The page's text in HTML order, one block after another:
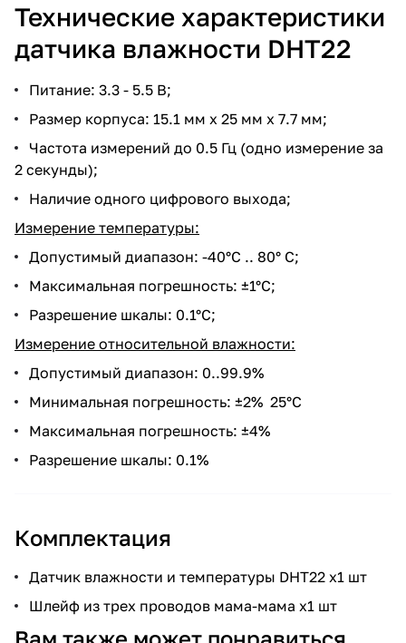
Технические характеристики
датчика влажности DHT22
Питание: 3.3 - 5.5 В;
Размер корпуса: 15.1 мм x 25 мм x 7.7 мм;
Частота измерений до 0.5 Гц (одно измерение за
2 секунды);
Наличие одного цифрового выхода;
Измерение температуры:
Допустимый диапазон: -40°C .. 80° C;
Максимальная погрешность: ±1°C;
Разрешение шкалы: 0.1°C;
Измерение относительной влажности:
Допустимый диапазон: 0..99.9%
Минимальная погрешность: ±2% 25°C
Максимальная погрешность: ±4%
Разрешение шкалы: 0.1%
Комплектация
Датчик влажности и температуры DHT22 x1 шт
Шлейф из трех проводов мама-мама x1 шт
Вам также может понравиться